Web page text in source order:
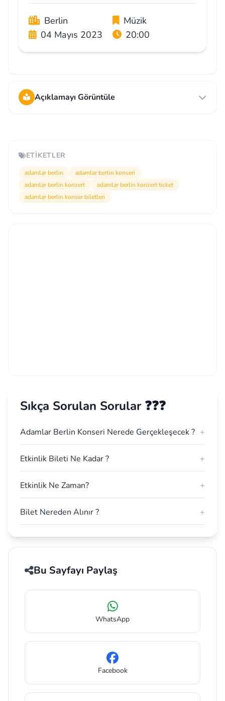
Berlin
Müzik
04 Mayıs 2023
20:00
Açıklamayı Görüntüle
ETIKETLER
adamlar berlin
adamlar berlin konseri
adamlar berlin konzert
adamlar berlin konzert ticket
adamlar berlin konser biletleri
Sıkça Sorulan Sorular ❓❓❓
Adamlar Berlin Konseri Nerede Gerçekleşecek ? +
Etkinlik Bileti Ne Kadar ? +
Etkinlik Ne Zaman? +
Bilet Nereden Alınır ? +
Bu Sayfayı Paylaş
WhatsApp
Facebook